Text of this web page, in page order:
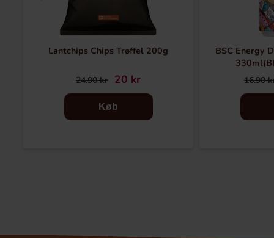
Lantchips Chips Trøffel 200g
24.90 kr 20 kr
Køb
BSC Energy
16.90